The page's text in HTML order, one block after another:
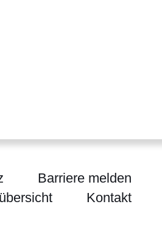
Barriere melden
Kontakt